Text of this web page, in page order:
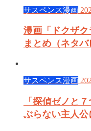
サスペンス漫画
漫画「ドクザ
まとめ（ネタ
サスペンス漫画
「探偵ゼノと
ぶらない主人